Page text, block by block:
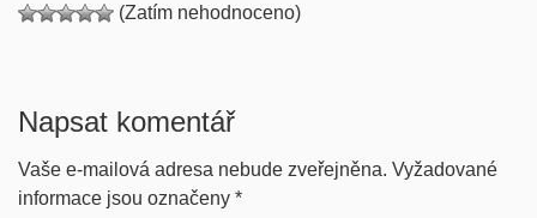
(Zatím nehodnoceno)
Napsat komentář
Vaše e-mailová adresa nebude zveřejněna. Vyžadované
informace jsou označeny *